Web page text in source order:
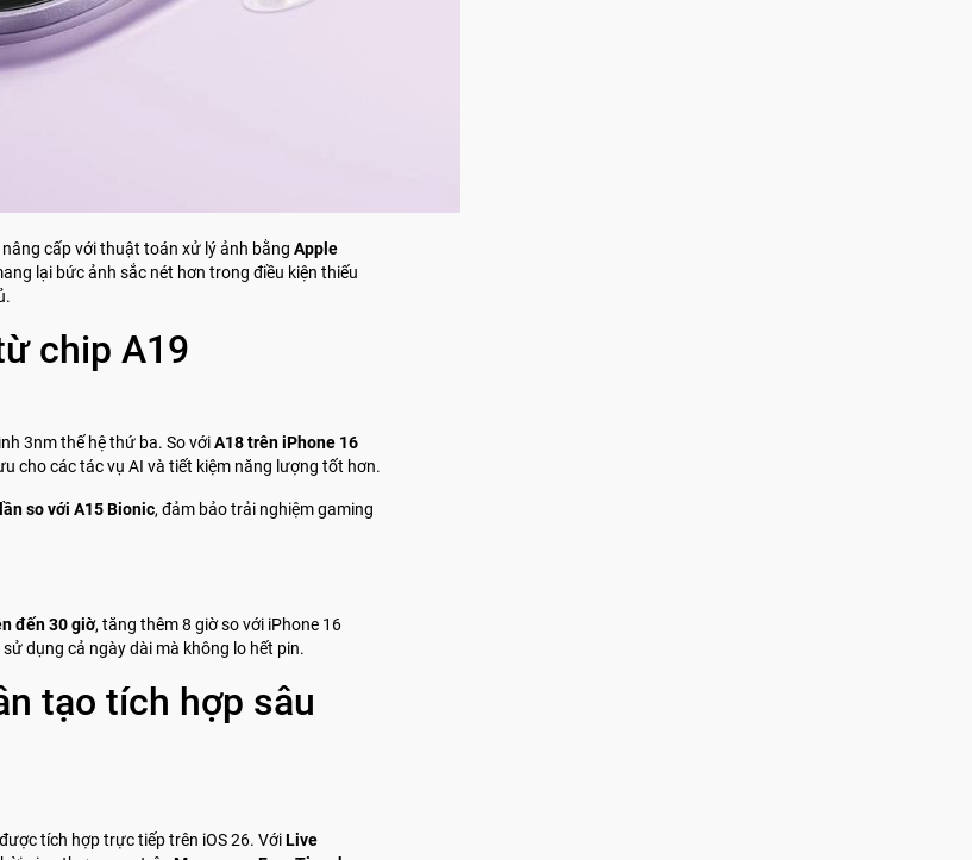
cấp với thuật toán xử lý ảnh bằng Apple
lại bức ảnh sắc nét hơn trong điều kiện thiếu
chip A19
3nm thế hệ thứ ba. So vớiA18 trên iPhone 16
cho các tác vụ AI và tiết kiệm năng lượng tốt hơn.
so với A15 Bionic, đảm bảo trải nghiệm gaming
đến 30 giờ, tăng thêm 8 giờ so với iPhone 16
dụng cả ngày dài mà không lo hết pin.
tạo tích hợp sâu
được tích hợp trực tiếp trên iOS 26. VớiLive